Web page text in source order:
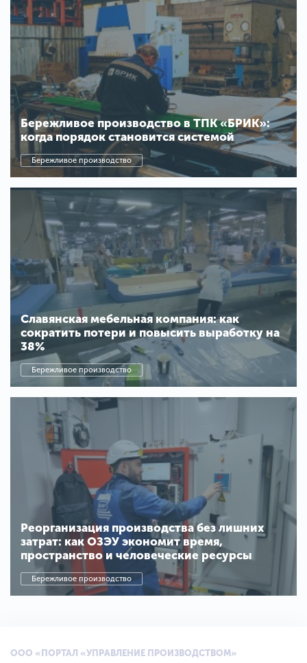
Бережливое производство в ТПК «БРИК»:
когда порядок становится системой
Бережливое производство
Славянская мебельная компания: как
сократить потери и повысить выработку на
38%
Бережливое производство
Реорганизация производства без лишних
затрат: как ОЗЭУ экономит время,
пространство и человеческие ресурсы
Бережливое производство
ООО «ПОРТАЛ «УПРАВЛЕНИЕ ПРОИЗВОДСТВОМ»